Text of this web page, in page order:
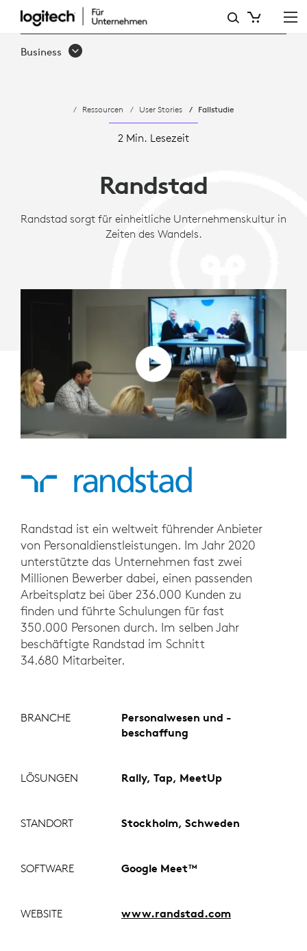
FALLSTUDIE:
WIE
LOGITECH
VIRTUELLE
MEETINGS
STANDARDISIERTE
Business
Ressourcen User Stories Fallstudie
2 Min. Lesezeit
Randstad
Randstad sorgt für einheitliche Unternehmenskultur in
Zeiten des Wandels.
Randstad ist ein weltweit führender Anbieter
von Personaldienstleistungen. Im Jahr 2020
unterstützte das Unternehmen fast zwei
Millionen Bewerber dabei, einen passenden
Arbeitsplatz bei über 236.000 Kunden zu
finden und führte Schulungen für fast
350.000 Personen durch. Im selben Jahr
beschäftigte Randstad im Schnitt
34.680 Mitarbeiter.
BRANCHE
Personalwesen und -
beschaffung
LÖSUNGEN Rally, Tap, MeetUp
STANDORT Stockholm, Schweden
SOFTWARE Google Meet™
WEBSITE www.randstad.com